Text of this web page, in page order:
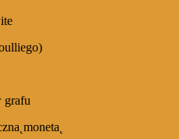
grafu